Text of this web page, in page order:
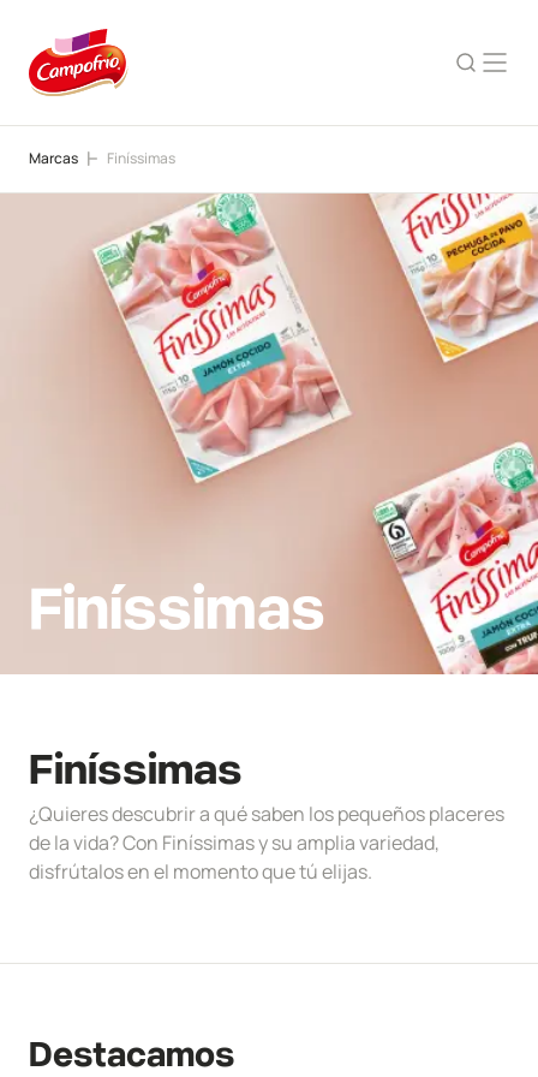
Marcas Finíssimas
Finíssimas
Finíssimas
¿Quieres descubrir a qué saben los pequeños placeres
de la vida? Con Finíssimas y su amplia variedad,
disfrútalos en el momento que tú elijas.
Destacamos